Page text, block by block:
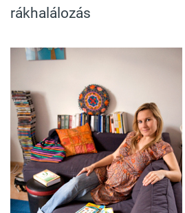
rákhalálozás